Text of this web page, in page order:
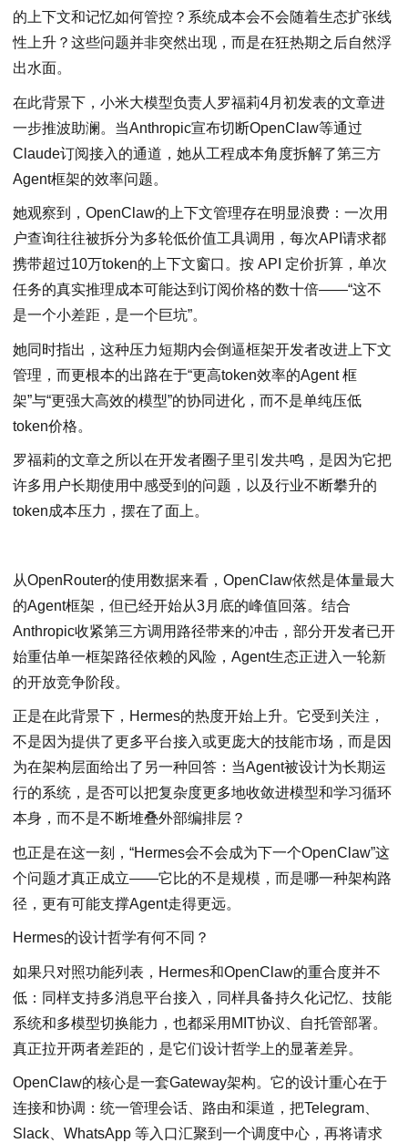
的上下文和记忆如何管控？系统成本会不会随着生态扩张线
性上升？这些问题并非突然出现，而是在狂热期之后自然浮
出水面。
在此背景下，小米大模型负责人罗福莉4月初发表的文章进
一步推波助澜。当Anthropic宣布切断OpenClaw等通过
Claude订阅接入的通道，她从工程成本角度拆解了第三方
Agent框架的效率问题。
她观察到，OpenClaw的上下文管理存在明显浪费：一次用
户查询往往被拆分为多轮低价值工具调用，每次API请求都
携带超过10万token的上下文窗口。按 API 定价折算，单次
任务的真实推理成本可能达到订阅价格的数十倍——“这不
是一个小差距，是一个巨坑”。
她同时指出，这种压力短期内会倒逼框架开发者改进上下文
管理，而更根本的出路在于“更高token效率的Agent 框
架”与“更强大高效的模型”的协同进化，而不是单纯压低
token价格。
罗福莉的文章之所以在开发者圈子里引发共鸣，是因为它把
许多用户长期使用中感受到的问题，以及行业不断攀升的
token成本压力，摆在了面上。
从OpenRouter的使用数据来看，OpenClaw依然是体量最大
的Agent框架，但已经开始从3月底的峰值回落。结合
Anthropic收紧第三方调用路径带来的冲击，部分开发者已开
始重估单一框架路径依赖的风险，Agent生态正进入一轮新
的开放竞争阶段。
正是在此背景下，Hermes的热度开始上升。它受到关注，
不是因为提供了更多平台接入或更庞大的技能市场，而是因
为在架构层面给出了另一种回答：当Agent被设计为长期运
行的系统，是否可以把复杂度更多地收敛进模型和学习循环
本身，而不是不断堆叠外部编排层？
也正是在这一刻，“Hermes会不会成为下一个OpenClaw”这
个问题才真正成立——它比的不是规模，而是哪一种架构路
径，更有可能支撑Agent走得更远。
Hermes的设计哲学有何不同？
如果只对照功能列表，Hermes和OpenClaw的重合度并不
低：同样支持多消息平台接入，同样具备持久化记忆、技能
系统和多模型切换能力，也都采用MIT协议、自托管部署。
真正拉开两者差距的，是它们设计哲学上的显著差异。
OpenClaw的核心是一套Gateway架构。它的设计重心在于
连接和协调：统一管理会话、路由和渠道，把Telegram、
Slack、WhatsApp 等入口汇聚到一个调度中心，再将请求